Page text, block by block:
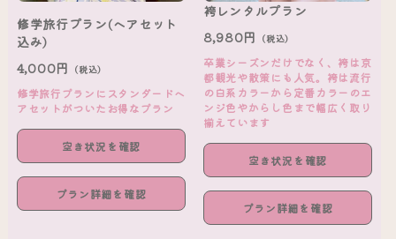
修学旅行プラン(ヘアセット
込み)
4,000円 （税込）
修学旅行プランにスタンダードヘ
アセットがついたお得なプラン
空き状況を確認
プラン詳細を確認
袴レンタルプラン
8,980円 （税込）
卒業シーズンだけでなく、袴は京
都観光や散策にも人気。袴は流行
の白系カラーから定番カラーのエ
ンジ色やからし色まで幅広く取り
揃えています
空き状況を確認
プラン詳細を確認